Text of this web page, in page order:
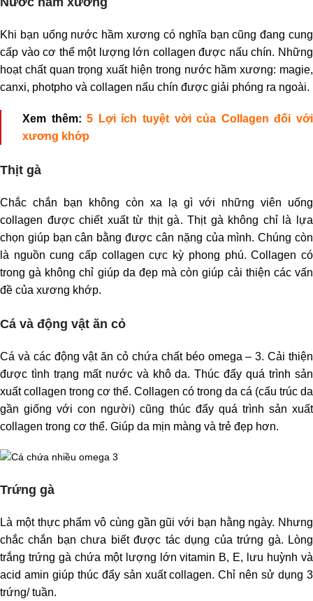
Khi bạn uống nước hầm xương có nghĩa bạn cũng đang cung
cấp vào cơ thể một lượng lớn collagen được nấu chín. Những
hoạt chất quan trọng xuất hiện trong nước hầm xương: magie,
canxi, photpho và collagen nấu chín được giải phóng ra ngoài.
Xem thêm:5 Lợi ích tuyệt vời của Collagen đối với
xương khớp
Thịt gà
Chắc chắn bạn không còn xa lạ gì với những viên uống
collagen được chiết xuất từ thịt gà. Thịt gà không chỉ là lựa
chọn giúp bạn cân bằng được cân nặng của mình. Chúng còn
là nguồn cung cấp collagen cực kỳ phong phú. Collagen có
trong gà không chỉ giúp da đẹp mà còn giúp cải thiện các vấn
đề của xương khớp.
Cá và động vật ăn cỏ
Cá và các động vật ăn cỏ chứa chất béo omega – 3. Cải thiện
được tình trạng mất nước và khô da. Thúc đẩy quá trình sản
xuất collagen trong cơ thể. Collagen có trong da cá (cấu trúc da
gần giống với con người) cũng thúc đẩy quá trình sản xuất
collagen trong cơ thể. Giúp da mịn màng và trẻ đẹp hơn.
Trứng gà
Là một thực phẩm vô cùng gần gũi với bạn hằng ngày. Nhưng
chắc chắn bạn chưa biết được tác dụng của trứng gà. Lòng
trắng trứng gà chứa một lượng lớn vitamin B, E, lưu huỳnh và
acid amin giúp thúc đẩy sản xuất collagen. Chỉ nên sử dụng 3
trứng/ tuần.